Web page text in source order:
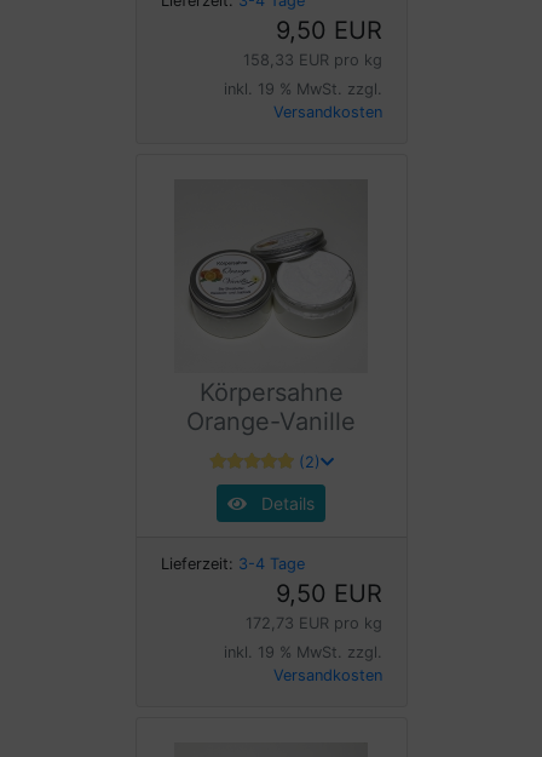
9,50 EUR
158,33 EUR pro kg
inkl. 19 % MwSt. zzgl.
Versandkosten
Körpersahne
Orange-Vanille
(2)
Details
Lieferzeit: 3-4 Tage
9,50 EUR
172,73 EUR pro kg
inkl. 19 % MwSt. zzgl.
Versandkosten